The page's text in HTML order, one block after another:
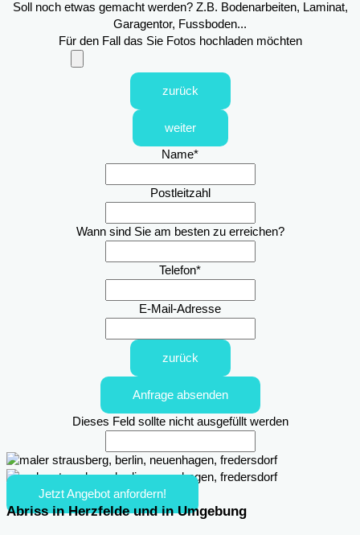
Soll noch etwas gemacht werden? Z.B. Bodenarbeiten, Laminat,
Garagentor, Fussboden...
Für den Fall das Sie Fotos hochladen möchten
zurück
weiter
Name*
Postleitzahl
Wann sind Sie am besten zu erreichen?
Telefon*
E-Mail-Adresse
zurück
Anfrage absenden
Dieses Feld sollte nicht ausgefüllt werden
Jetzt Angebot anfordern!
Abriss in Herzfelde und in Umgebung